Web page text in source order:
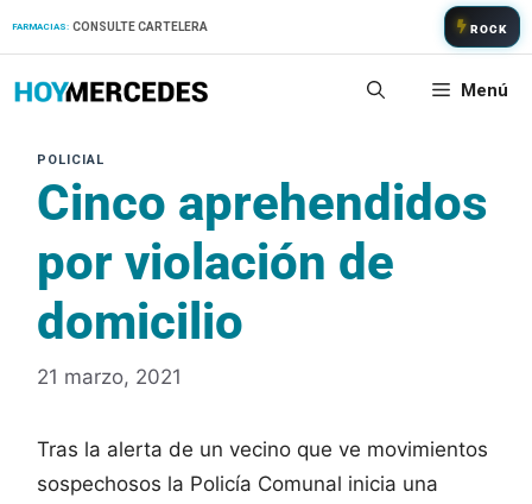
FARMACIAS: CONSULTE CARTELERA ROCK
Menú
Cinco aprehendidos
por violación de
domicilio
21 marzo, 2021
Tras la alerta de un vecino que ve movimientos
sospechosos la Policía Comunal inicia una